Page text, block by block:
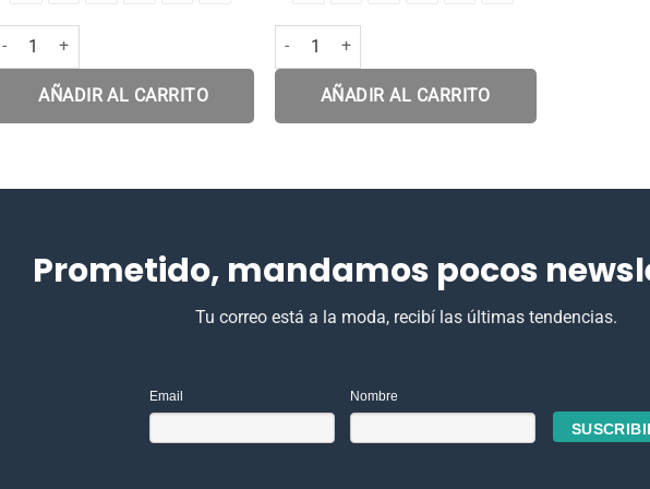
Bota Adar Green cantidad
AÑADIR AL CARRITO
Bota Adar Grey cantidad
AÑADIR AL CARRITO
Prometido, mandamos pocos
Tu correo está a la moda, recibí las últimas tendencias.
Email Nombre